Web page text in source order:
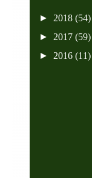
► 2018 (54)
► 2017 (59)
► 2016 (11)